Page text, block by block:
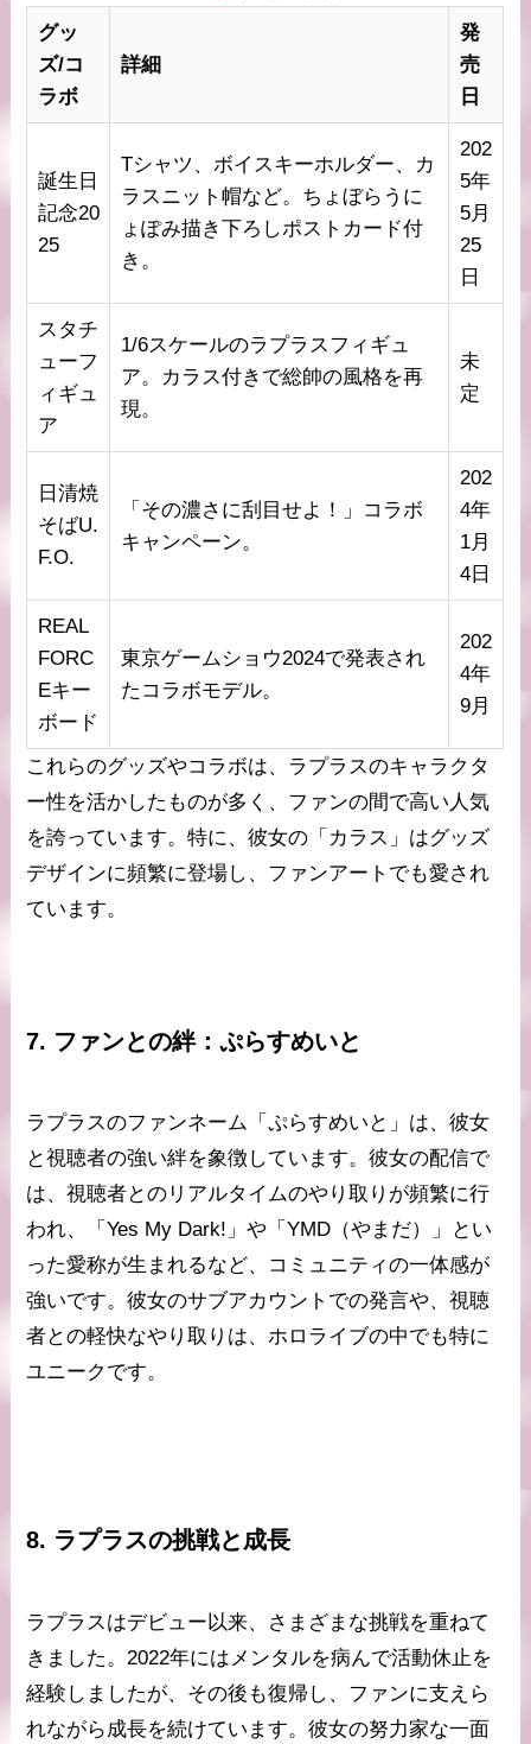
グッ
ズ/コ
ラボ
詳細
発
売
日
誕生日
記念20
25
Tシャツ、ボイスキーホルダー、カ
ラスニット帽など。ちょぼらうに
ょぽみ描き下ろしポストカード付
き。
202
5年
5月
25
日
スタチ
ューフ
ィギュ
ア
1/6スケールのラプラスフィギュ
ア。カラス付きで総帥の風格を再
現。
未
定
日清焼
そばU.
F.O.
「その濃さに刮目せよ！」コラボ
キャンペーン。
202
4年
1月
4日
REAL
FORC
Eキー
ボード
東京ゲームショウ2024で発表され
たコラボモデル。
202
4年
9月
これらのグッズやコラボは、ラプラスのキャラクタ
ー性を活かしたものが多く、ファンの間で高い人気
を誇っています。特に、彼女の「カラス」はグッズ
デザインに頻繁に登場し、ファンアートでも愛され
ています。
7. ファンとの絆：ぷらすめいと
ラプラスのファンネーム「ぷらすめいと」は、彼女
と視聴者の強い絆を象徴しています。彼女の配信で
は、視聴者とのリアルタイムのやり取りが頻繁に行
われ、「Yes My Dark!」や「YMD（やまだ）」とい
った愛称が生まれるなど、コミュニティの一体感が
強いです。彼女のサブアカウントでの発言や、視聴
者との軽快なやり取りは、ホロライブの中でも特に
ユニークです。
8. ラプラスの挑戦と成長
ラプラスはデビュー以来、さまざまな挑戦を重ねて
きました。2022年にはメンタルを病んで活動休止を
経験しましたが、その後も復帰し、ファンに支えら
れながら成長を続けています。彼女の努力家な一面